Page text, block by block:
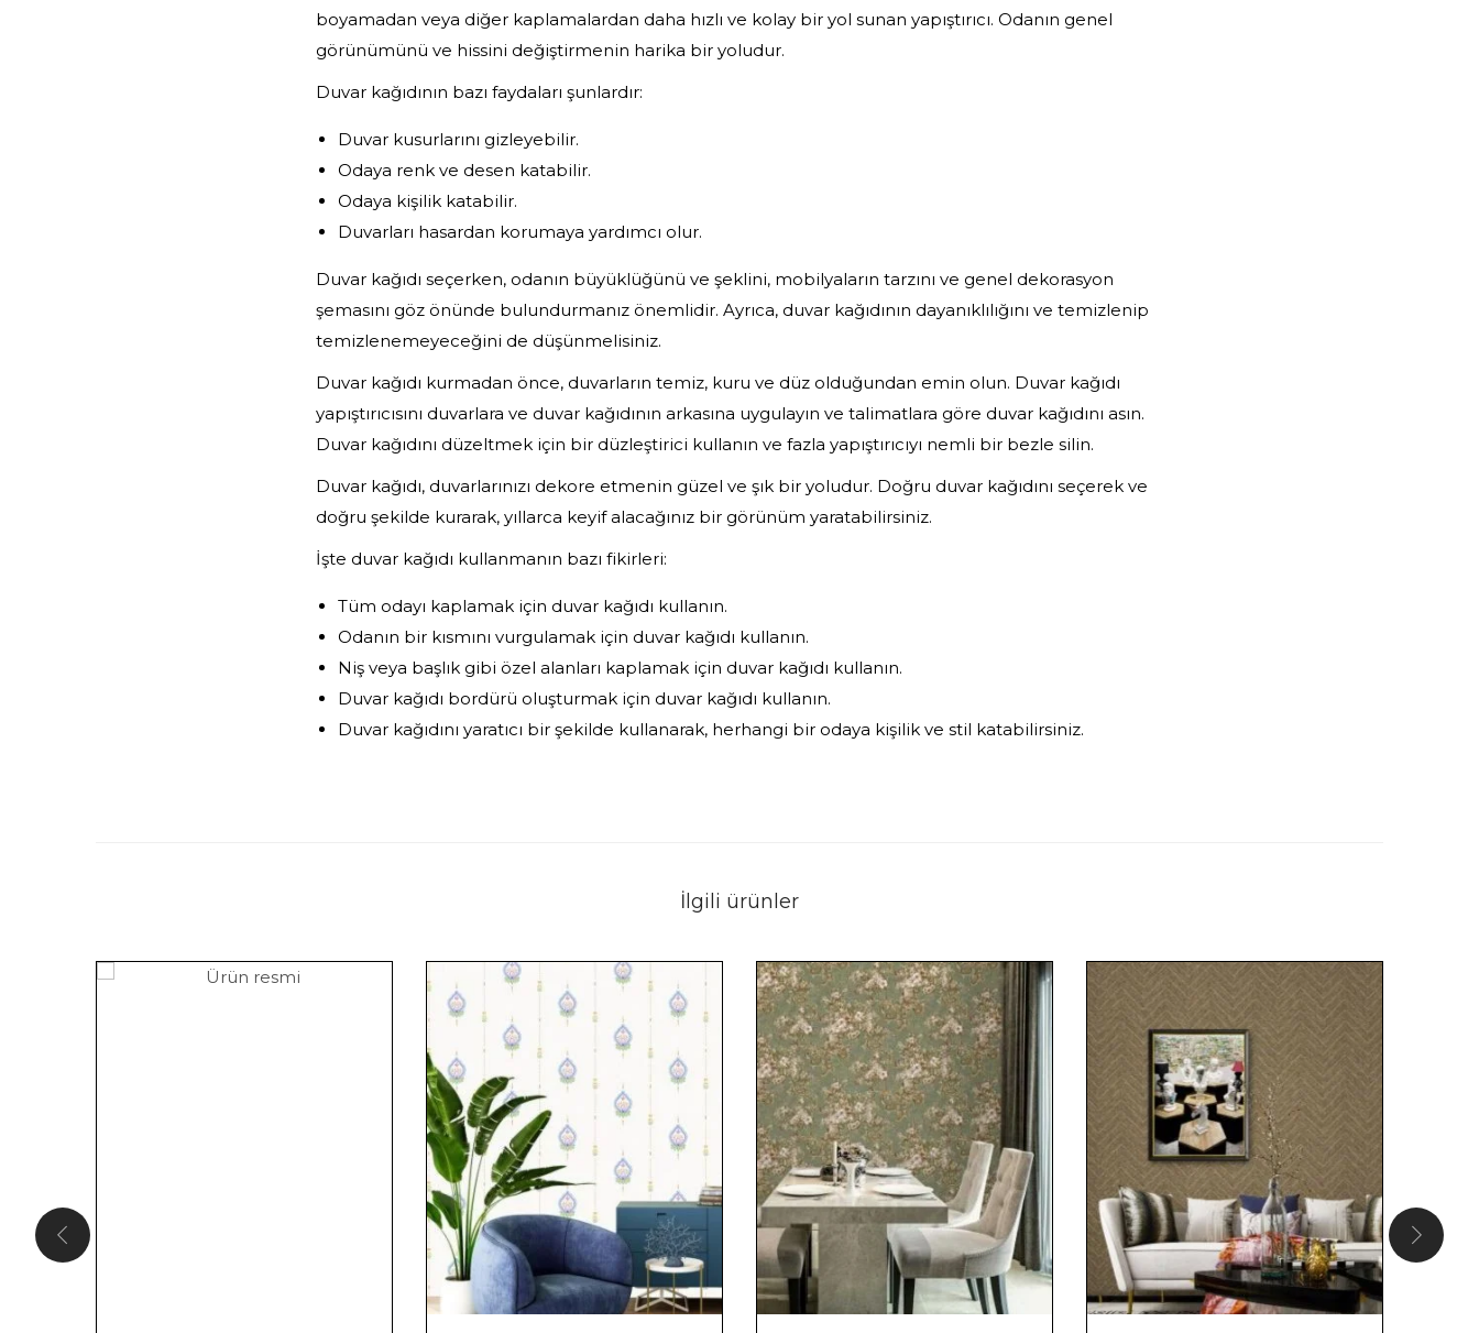
boyamadan veya diğer kaplamalardan daha hızlı ve kolay bir yol sunan yapıştırıcı. Odanın genel
görünümünü ve hissini değiştirmenin harika bir yoludur.
Duvar kağıdının bazı faydaları şunlardır:
Duvar kusurlarını gizleyebilir.
Odaya renk ve desen katabilir.
Odaya kişilik katabilir.
Duvarları hasardan korumaya yardımcı olur.
Duvar kağıdı seçerken, odanın büyüklüğünü ve şeklini, mobilyaların tarzını ve genel dekorasyon
şemasını göz önünde bulundurmanız önemlidir. Ayrıca, duvar kağıdının dayanıklılığını ve temizlenip
temizlenemeyeceğini de düşünmelisiniz.
Duvar kağıdı kurmadan önce, duvarların temiz, kuru ve düz olduğundan emin olun. Duvar kağıdı
yapıştırıcısını duvarlara ve duvar kağıdının arkasına uygulayın ve talimatlara göre duvar kağıdını asın.
Duvar kağıdını düzeltmek için bir düzleştirici kullanın ve fazla yapıştırıcıyı nemli bir bezle silin.
Duvar kağıdı, duvarlarınızı dekore etmenin güzel ve şık bir yoludur. Doğru duvar kağıdını seçerek ve
doğru şekilde kurarak, yıllarca keyif alacağınız bir görünüm yaratabilirsiniz.
İşte duvar kağıdı kullanmanın bazı fikirleri:
Tüm odayı kaplamak için duvar kağıdı kullanın.
Odanın bir kısmını vurgulamak için duvar kağıdı kullanın.
Niş veya başlık gibi özel alanları kaplamak için duvar kağıdı kullanın.
Duvar kağıdı bordürü oluşturmak için duvar kağıdı kullanın.
Duvar kağıdını yaratıcı bir şekilde kullanarak, herhangi bir odaya kişilik ve stil katabilirsiniz.
İlgili ürünler